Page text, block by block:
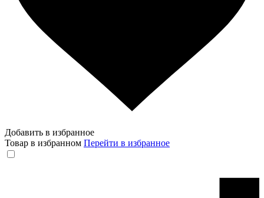
Добавить в избранное
Товар в избранном Перейти в избранное